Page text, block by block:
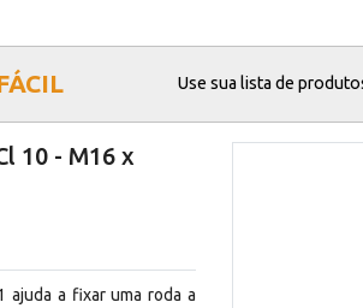
Use sua lista de
10 - M16 x
ajuda a fixar uma roda a